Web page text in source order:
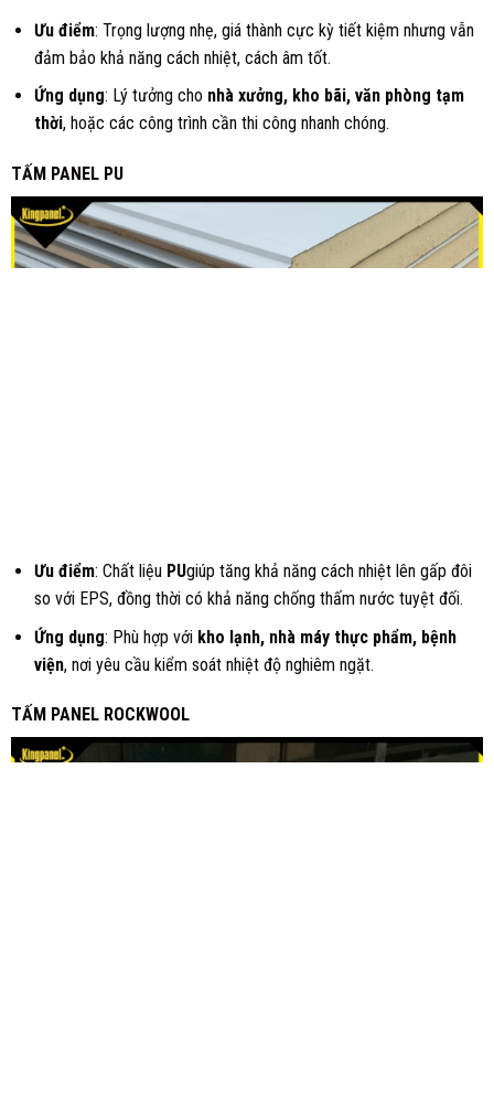
Ưu điểm: Trọng lượng nhẹ, giá thành cực kỳ tiết kiệm nhưng vẫn
đảm bảo khả năng cách nhiệt, cách âm tốt.
Ứng dụng: Lý tưởng cho nhà xưởng, kho bãi, văn phòng tạm
thời, hoặc các công trình cần thi công nhanh chóng.
TẤM PANEL PU
Ưu điểm: Chất liệu PUgiúp tăng khả năng cách nhiệt lên gấp đôi
so với EPS, đồng thời có khả năng chống thấm nước tuyệt đối.
Ứng dụng: Phù hợp với kho lạnh, nhà máy thực phẩm, bệnh
viện, nơi yêu cầu kiểm soát nhiệt độ nghiêm ngặt.
TẤM PANEL ROCKWOOL